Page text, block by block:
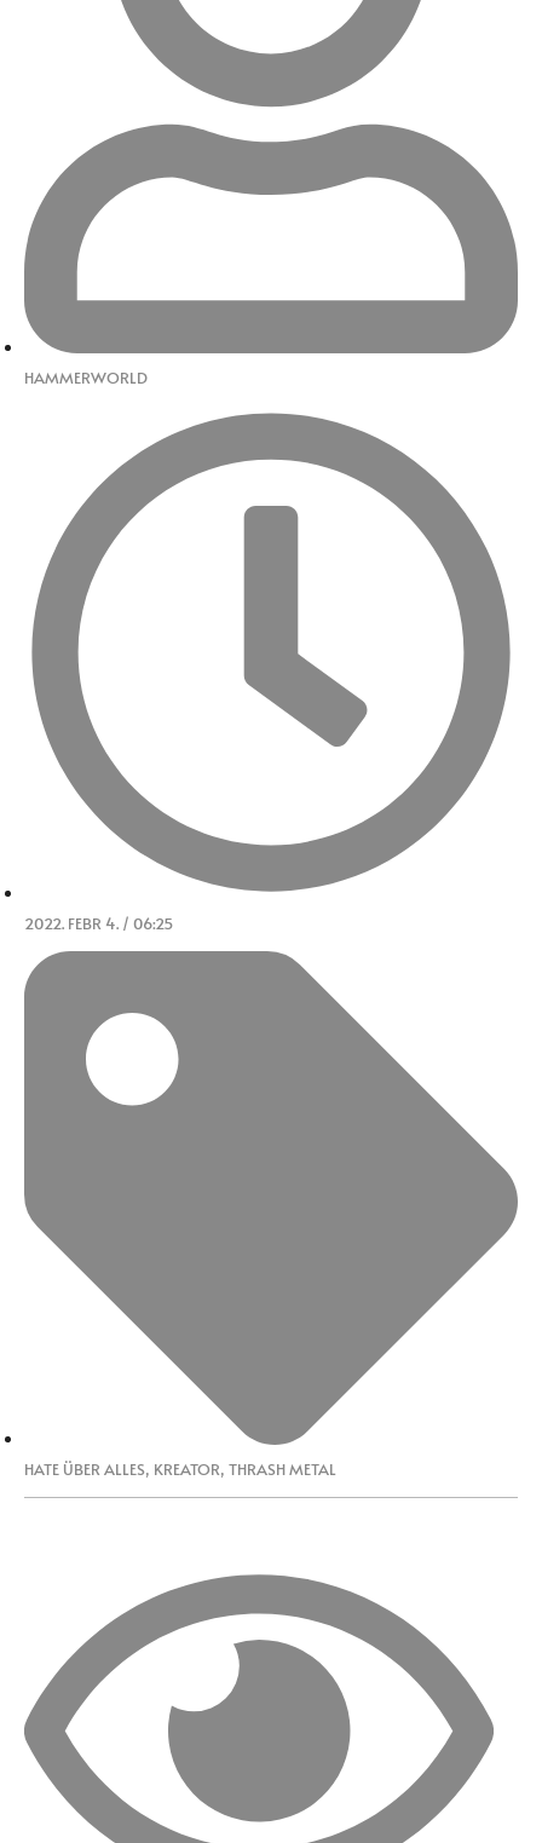
HAMMERWORLD
2022. FEBR 4. / 06:25
HATE ÜBER ALLES, KREATOR, THRASH METAL